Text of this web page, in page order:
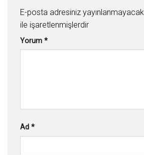
E-posta adresiniz yayınlanmayacak.
ile işaretlenmişlerdir
Yorum *
Ad *